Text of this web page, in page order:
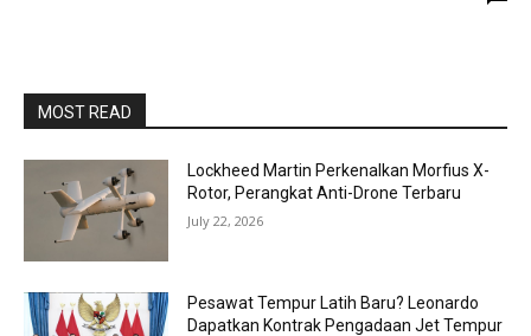
MOST READ
Lockheed Martin Perkenalkan Morfius X-
Rotor, Perangkat Anti-Drone Terbaru
July 22, 2026
Pesawat Tempur Latih Baru? Leonardo
Dapatkan Kontrak Pengadaan Jet Tempur